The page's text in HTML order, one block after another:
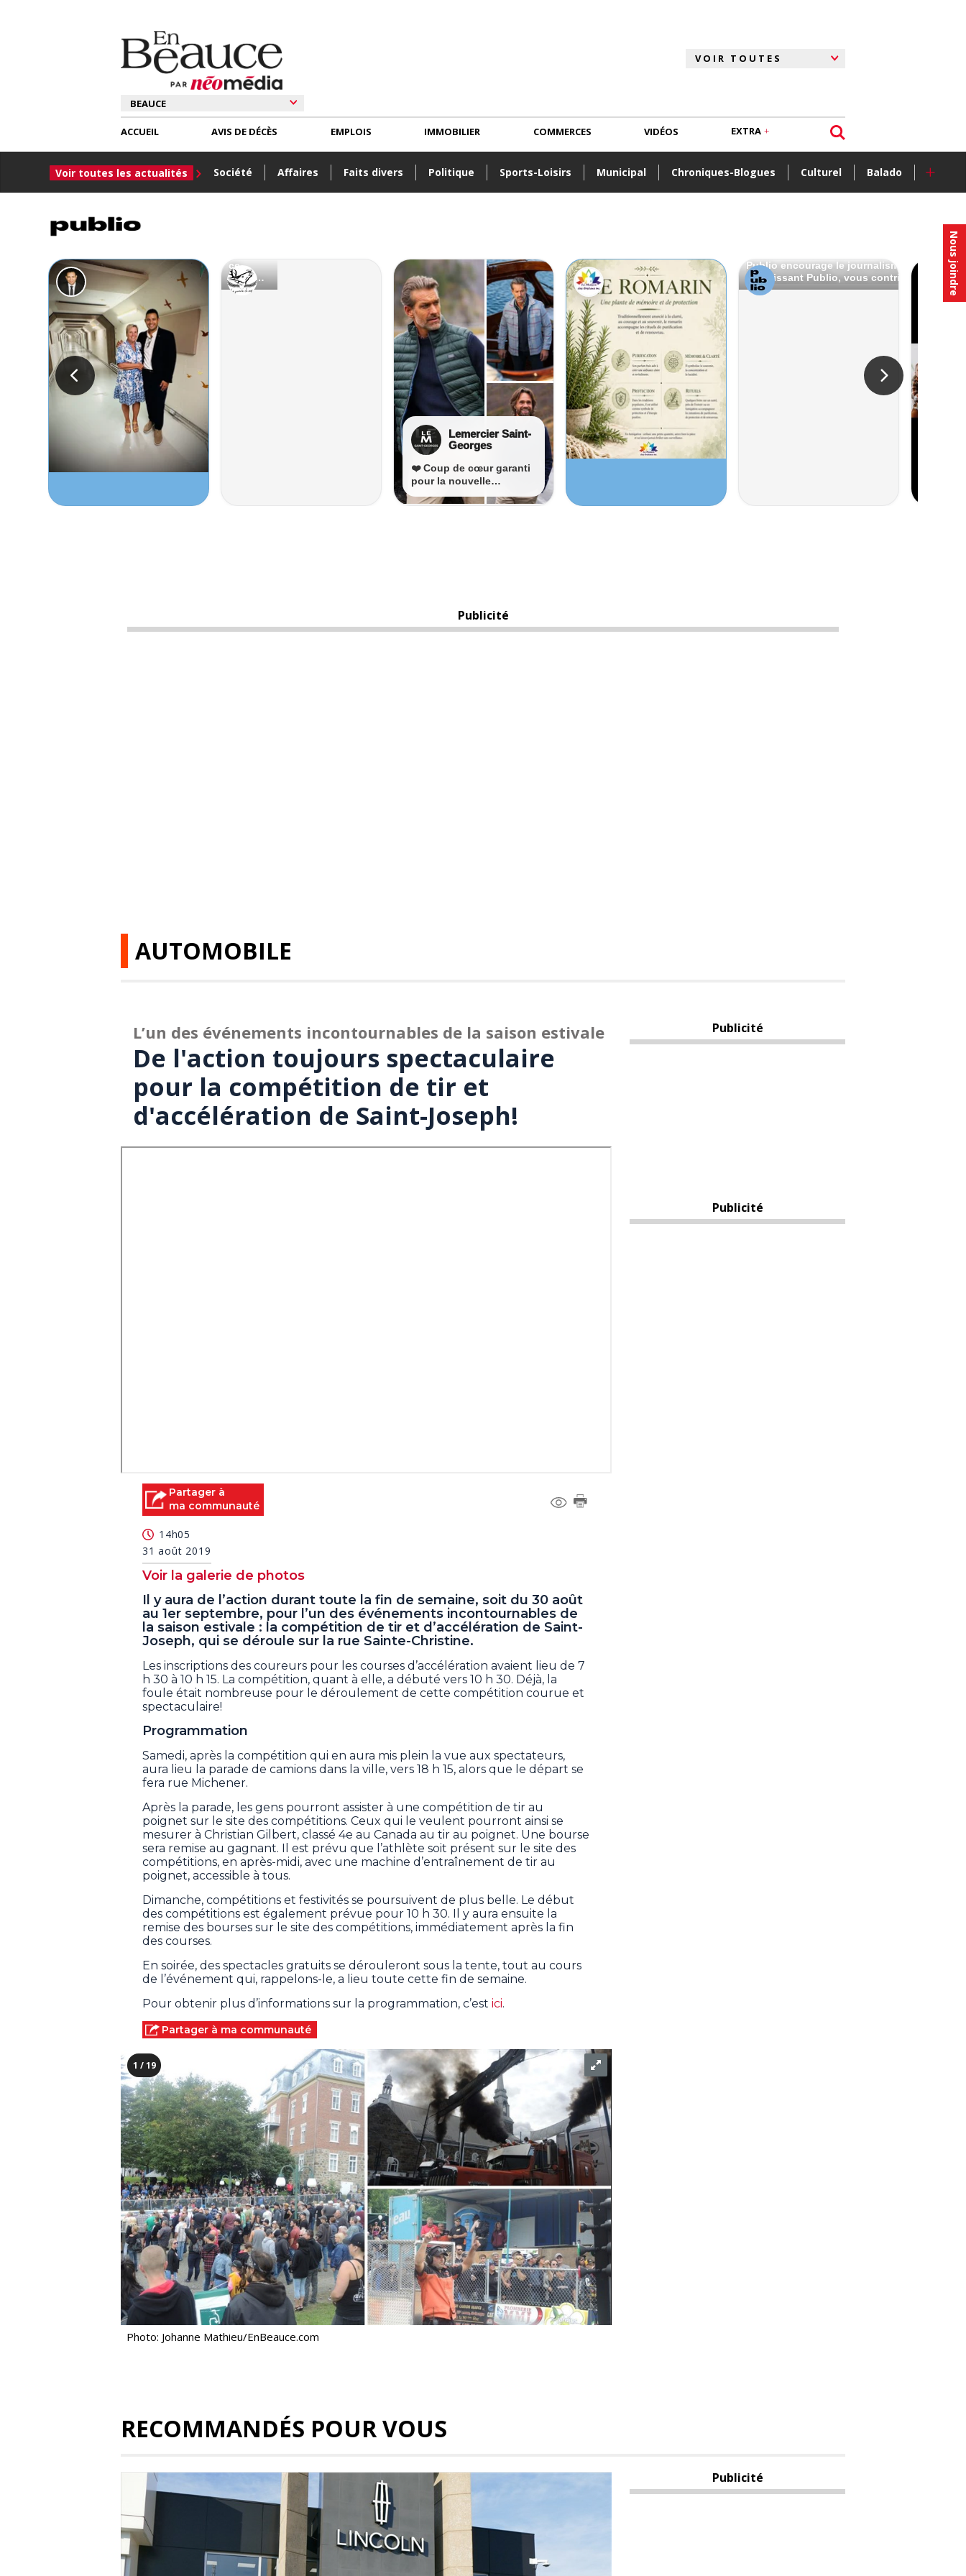
Nous joindre
ACCUEIL
Voir toutes les actualités Société Affaires Faits divers Politique Sports-Loisirs Municipal Chroniques-Blogues Culturel Balado +
AVIS DE DÉCÈS EMPLOIS IMMOBILIER COMMERCES VIDÉOS EXTRA
Publicité
AUTOMOBILE
L’un des événements incontournables de la saison estivale
De l'action toujours spectaculaire
pour la compétition de tir et
d'accélération de Saint-Joseph!
Partager à
ma communauté
14h05
31 août 2019
Voir la galerie de photos
Il y aura de l’action durant toute la fin de semaine, soit du 30 août
au 1er septembre, pour l’un des événements incontournables de
la saison estivale : la compétition de tir et d’accélération de Saint-
Joseph, qui se déroule sur la rue Sainte-Christine.
Les inscriptions des coureurs pour les courses d’accélération avaient lieu de 7
h 30 à 10 h 15. La compétition, quant à elle, a débuté vers 10 h 30. Déjà, la
foule était nombreuse pour le déroulement de cette compétition courue et
spectaculaire!
Programmation
Samedi, après la compétition qui en aura mis plein la vue aux spectateurs,
aura lieu la parade de camions dans la ville, vers 18 h 15, alors que le départ se
fera rue Michener.
Après la parade, les gens pourront assister à une compétition de tir au
poignet sur le site des compétitions. Ceux qui le veulent pourront ainsi se
mesurer à Christian Gilbert, classé 4e au Canada au tir au poignet. Une bourse
sera remise au gagnant. Il est prévu que l’athlète soit présent sur le site des
compétitions, en après-midi, avec une machine d’entraînement de tir au
poignet, accessible à tous.
Dimanche, compétitions et festivités se poursuivent de plus belle. Le début
des compétitions est également prévue pour 10 h 30. Il y aura ensuite la
remise des bourses sur le site des compétitions, immédiatement après la fin
des courses.
En soirée, des spectacles gratuits se dérouleront sous la tente, tout au cours
de l’événement qui, rappelons-le, a lieu toute cette fin de semaine.
Pour obtenir plus d’informations sur la programmation, c’est ici.
Partager à ma communauté
1 / 19
Photo: Johanne Mathieu/EnBeauce.com
Publicité
Publicité
RECOMMANDÉS POUR VOUS
Publicité